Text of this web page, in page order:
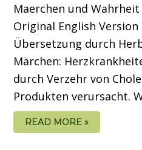
Maerchen und
Original English Version
Übersetzung durch
Märchen:
durch Verzehr von
Produkten verursacht.
READ MORE »